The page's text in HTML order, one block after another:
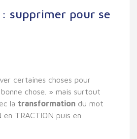
supprimer pour se
certaines choses pour
chose. » mais surtout
la transformation du mot
en TRACTION puis en